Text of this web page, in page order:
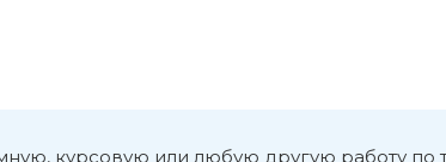
процесс включает конкретные виды
диагностика и регулирования
вид деятельности субъекта
курсовую или любую другую работу